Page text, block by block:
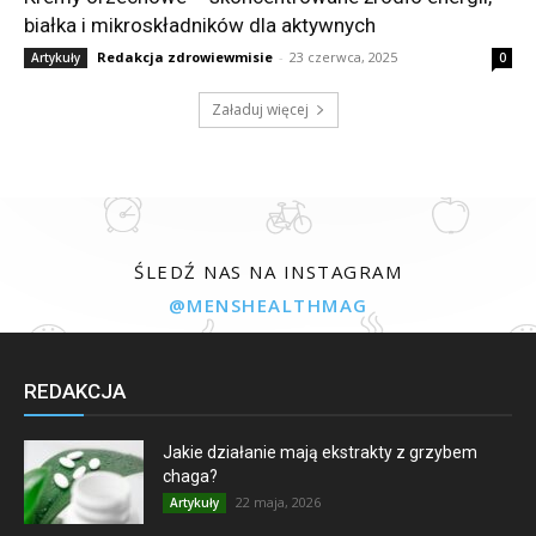
białka i mikroskładników dla aktywnych
Artykuły Redakcja zdrowiewmisie - 23 czerwca, 2025 0
Załaduj więcej
ŚLEDŹ NAS NA INSTAGRAM
@MENSHEALTHMAG
REDAKCJA
Jakie działanie mają ekstrakty z grzybem
chaga?
Artykuły 22 maja, 2026